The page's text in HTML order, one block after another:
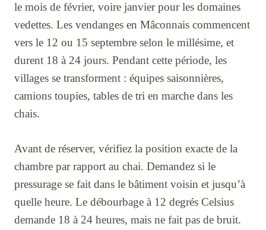
le mois de février, voire janvier pour les domaines
vedettes. Les vendanges en Mâconnais commencent
vers le 12 ou 15 septembre selon le millésime, et
durent 18 à 24 jours. Pendant cette période, les
villages se transforment : équipes saisonnières,
camions toupies, tables de tri en marche dans les
chais.
Avant de réserver, vérifiez la position exacte de la
chambre par rapport au chai. Demandez si le
pressurage se fait dans le bâtiment voisin et jusqu’à
quelle heure. Le débourbage à 12 degrés Celsius
demande 18 à 24 heures, mais ne fait pas de bruit.